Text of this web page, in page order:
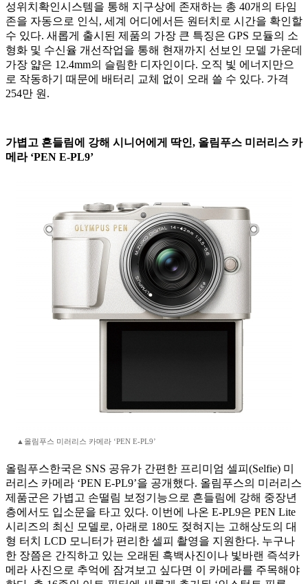
성위치확인시스템을 통해 지구상에 존재하는 총 40개의 타임
존을 자동으로 인식, 세계 어디에서든 원터치로 시간을 확인할
수 있다. 새롭게 출시된 제품의 가장 큰 특징은 GPS 모듈의 소
형화 및 수신율 개선작업을 통해 현재까지 선보인 모델 가운데
가장 얇은 12.4mm의 슬림한 디자인이다. 오직 빛 에너지만으
로 작동하기 때문에 배터리 교체 없이 오래 쓸 수 있다. 가격
254만 원.
가볍고 흔들림에 강해 시니어에게 딱인, 올림푸스 미러리스 카
메라 ‘PEN E-PL9’
▲올림푸스 미러리스 카메라 ‘PEN E-PL9’
올림푸스한국은 SNS 공유가 간편한 프리미엄 셀피(Selfie) 미
러리스 카메라 ‘PEN E-PL9’을 공개했다. 올림푸스의 미러리스
제품군은 가볍고 손떨림 보정기능으로 흔들림에 강해 중장년
층에서도 입소문을 타고 있다. 이번에 나온 E-PL9은 PEN Lite
시리즈의 최신 모델로, 아래로 180도 젖혀지는 고해상도의 대
형 터치 LCD 모니터가 편리한 셀피 촬영을 지원한다. 누구나
한 장쯤은 간직하고 있는 오래된 흑백사진이나 빛바랜 즉석카
메라 사진으로 추억에 잠겨보고 싶다면 이 카메라를 주목해야